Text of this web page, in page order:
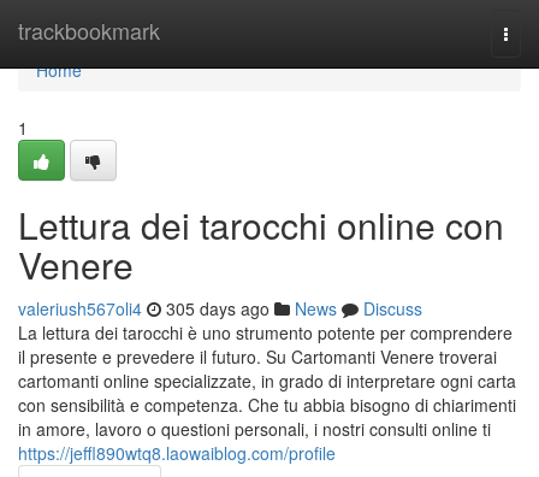
trackbookmark
Home
Home
1
Lettura dei tarocchi online con
Venere
valeriush567oli4 305 days ago News
Discuss
La lettura dei tarocchi è uno strumento potente per comprendere
il presente e prevedere il futuro. Su Cartomanti Venere troverai
cartomanti online specializzate, in grado di interpretare ogni carta
con sensibilità e competenza. Che tu abbia bisogno di chiarimenti
in amore, lavoro o questioni personali, i nostri consulti online ti
https://jeffl890wtq8.laowaiblog.com/profile